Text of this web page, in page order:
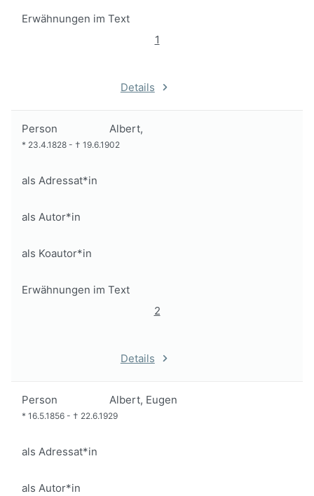
Erwähnungen im Text
1
Details
Person Albert,
* 23.4.1828 - † 19.6.1902
als Adressat*in
als Autor*in
als Koautor*in
Erwähnungen im Text
2
Details
Person Albert, Eugen
* 16.5.1856 - † 22.6.1929
als Adressat*in
als Autor*in